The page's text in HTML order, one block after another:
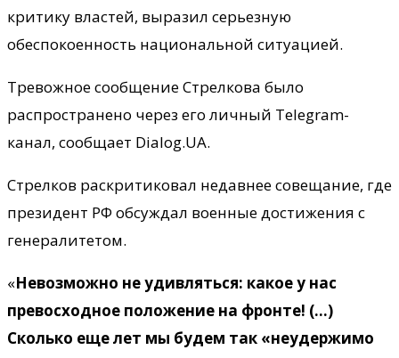
критику властей, выразил серьезную
обеспокоенность национальной ситуацией.
Тревожное сообщение Стрелкова было
распространено через его личный Telegram-
канал, сообщает Dialog.UA.
Стрелков раскритиковал недавнее совещание, где
президент РФ обсуждал военные достижения с
генералитетом.
«Невозможно не удивляться: какое у нас
превосходное положение на фронте! (…)
Сколько еще лет мы будем так «неудержимо